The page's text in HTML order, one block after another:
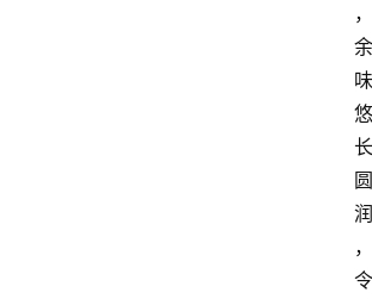
，
余
味
悠
长
圆
润
，
令